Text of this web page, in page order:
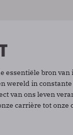
essentiële bron
wereld in
van ons leven
carrière tot onze